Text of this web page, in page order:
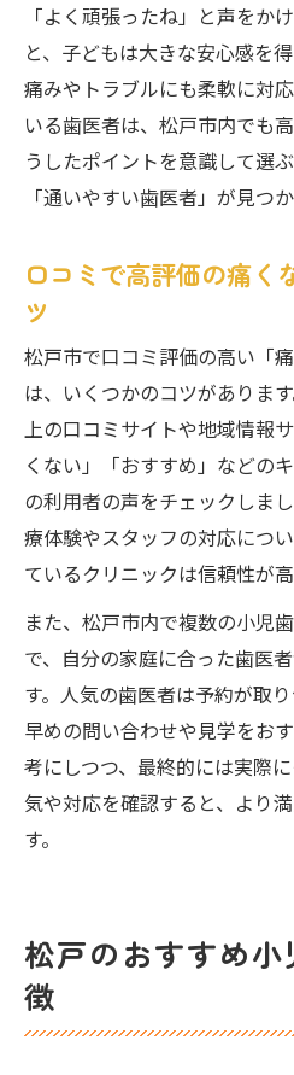
「よく頑張ったね」と声をか
と、子どもは大きな安心感を
痛みやトラブルにも柔軟に対
いる歯医者は、松戸市内でも
うしたポイントを意識して選
「通いやすい歯医者」が見つか
口コミで高評価の痛く
ツ
松戸市で口コミ評価の高い「
は、いくつかのコツがありま
上の口コミサイトや地域情報
くない」「おすすめ」などの
の利用者の声をチェックしま
療体験やスタッフの対応につ
ているクリニックは信頼性が高
また、松戸市内で複数の小児
で、自分の家庭に合った歯医
す。人気の歯医者は予約が取
早めの問い合わせや見学をお
考にしつつ、最終的には実際
気や対応を確認すると、より
す。
松戸のおすすめ
徴